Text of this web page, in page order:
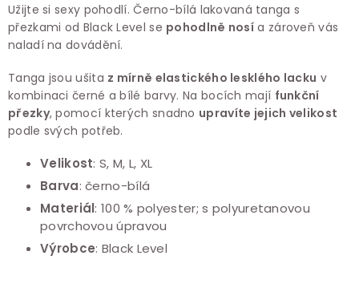
Užijte si sexy pohodlí. Černo-bílá lakovaná tanga s
přezkami od Black Level se pohodlně nosí a zároveň vás
naladí na dovádění.
Tanga jsou ušita z mírně elastického lesklého lacku v
kombinaci černé a bílé barvy. Na bocích mají funkční
přezky, pomocí kterých snadno upravíte jejich velikost
podle svých potřeb.
Velikost: S, M, L, XL
Barva: černo-bílá
Materiál:100 % polyester; s polyuretanovou
povrchovou úpravou
Výrobce: Black Level